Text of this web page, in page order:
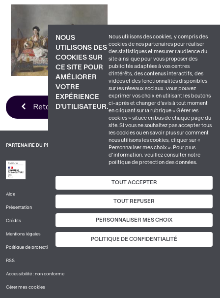
NOUS
UTILISONS DES
COOKIES SUR
CE SITE POUR
AMÉLIORER
VOTRE
EXPÉRIENCE
D'UTILISATEUR.
Nous utilisons des cookies, y compris des
cookies de nos partenaires pour réaliser
des statistiques et mesurer l'audience du
site ainsi que pour vous proposer des
publicités adaptées à vos centres
d'intérêts, des contenus interactifs, des
vidéos et des fonctionnalités disponibles
sur les réseaux sociaux. Vous pouvez
exprimer vos choix en utilisant les boutons
ci-après et changer d’avis à tout moment
en cliquant sur la rubrique « Gérer les
cookies » située en bas de chaque page du
site. Si vous ne souhaitez pas accepter tous
les cookies ou en savoir plus sur comment
nous utilisons les cookies, cliquer sur «
Personnaliser mes choix ». Pour plus
d’information, veuillez consulter notre
politique de protection des données.
TOUT ACCEPTER
TOUT REFUSER
PERSONNALISER MES CHOIX
POLITIQUE DE CONFIDENTIALITÉ
Retour à la liste
PARTENAIRE DU PROJET
DE
PAGE
1
Aide
Présentation
Crédits
Mentions légales
Politique de protection des données à caractère personnel
RSS
Accessibilité : non conforme
Gérer mes cookies